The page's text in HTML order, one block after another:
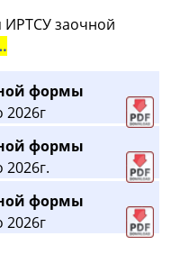
заочной
формы
2026г
формы
2026г.
формы
2026г